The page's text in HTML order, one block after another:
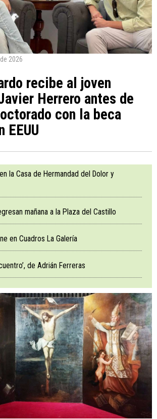
2026
recibe al joven
Herrero antes de
con la beca
EEUU
la Casa de Hermandad del Dolor y
mañana a la Plaza del Castillo
en Cuadros La Galería
de Adrián Ferreras